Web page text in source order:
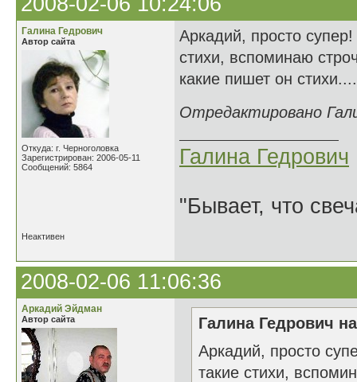
Галина Гедрович
Автор сайта
Откуда: г. Черноголовка
Зарегистрирован: 2006-05-11
Сообщений: 5864
Аркадий, просто
стихи, вспоминаю
какие пишет он
Отредактировано
Галина Гедрович
"Бывает, что
Неактивен
2008-02-06 11:06:36
Аркадий Эйдман
Автор сайта
Галина Гедрович
Аркадий, просто
такие стихи,